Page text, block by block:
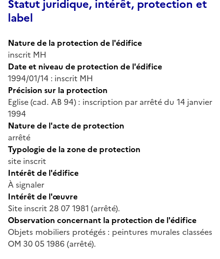
Statut juridique, intérêt, protection et
label
Nature de la protection de l'édifice
inscrit MH
Date et niveau de protection de l'édifice
1994/01/14 : inscrit MH
Précision sur la protection
Eglise (cad. AB 94) : inscription par arrêté du 14 janvier
1994
Nature de l'acte de protection
arrêté
Typologie de la zone de protection
site inscrit
Intérêt de l'édifice
À signaler
Intérêt de l'œuvre
Site inscrit 28 07 1981 (arrêté).
Observation concernant la protection de l'édifice
Objets mobiliers protégés : peintures murales classées
OM 30 05 1986 (arrêté).